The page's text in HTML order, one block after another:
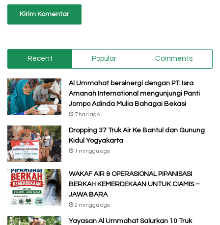
Recent Popular Comments
Al Ummahat bersinergi dengan PT. Isra
Amanah International mengunjungi Panti
Jompo Adinda Mulia Bahagai Bekasi
7 hari ago
Dropping 37 Truk Air Ke Bantul dan Gunung
Kidul Yogyakarta
1 minggu ago
WAKAF AIR & OPERASIONAL PIPANISASI
BERKAH KEMERDEKAAN UNTUK CIAMIS –
JAWA BARA
2 minggu ago
Yayasan Al Ummahat Salurkan 10 Truk